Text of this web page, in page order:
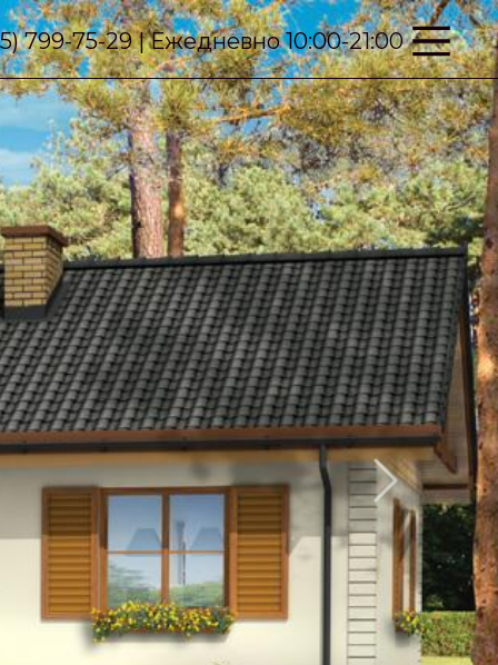
799-75-29 | Ежедневно 10:00-21:00
Next